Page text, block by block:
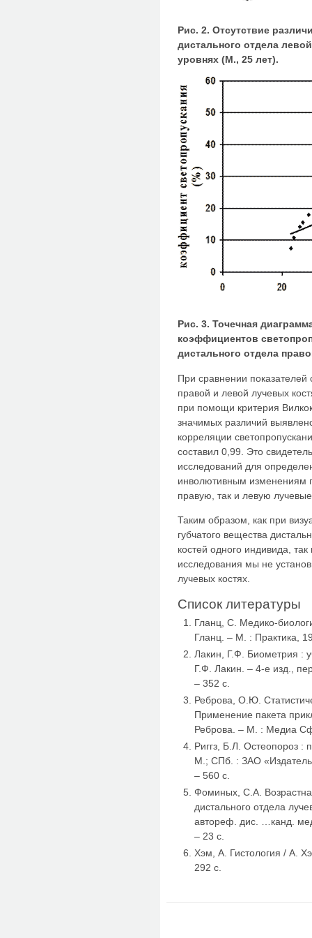
Рис. 2. Отсутствие
дистального отдела
уровнях (М., 25 лет).
Рис. 3. Точечная
коэффициентов
дистального отдела
При сравнении показателей
правой и левой лучевых
при помощи критерия
значимых различий
корреляции
составил 0,99. Это
исследований для
инволютивным изменениям
правую, так и левую
Таким образом, как при
губчатого вещества
костей одного индивида,
исследования мы не
лучевых костях.
Список литературы
Гланц, С. Медико-
Гланц. – М. : Практика,
Лакин, Г.Ф. Биометрия :
Г.Ф. Лакин. – 4-е изд.,
– 352 с.
Реброва, О.Ю.
Применение пакета
Реброва. – М. : Медиа
Риггз, Б.Л. Остеопороз :
М.; СПб. : ЗАО
– 560 с.
Фоминых, С.А.
дистального отдела
автореф. дис. …канд.
– 23 с.
Хэм, А. Гистология / А.
292 с.